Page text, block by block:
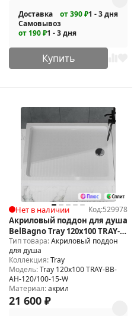
Доставка от 390 ₽1 - 3 дня
Самовывоз
от 190 ₽1 - 3 дня
Купить
Нет в наличии Код:529978
Акриловый поддон для душа
BelBagno Tray 120x100 TRAY-
BB-AH-120/100-15-W
Тип товара:Акриловый поддон
для душа
Коллекция:Tray
Модель:Tray 120x100 TRAY-BB-
AH-120/100-15-W
Материал:акрил
21 600 ₽